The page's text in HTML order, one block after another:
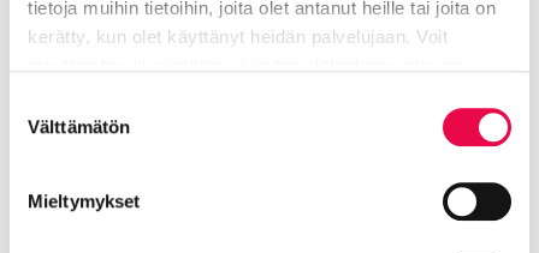
tietoja muihin tietoihin, joita olet antanut heille tai joita on
kerätty, kun olet käyttänyt heidän palvelujaan. Voit
valinta
Välttämätön
Mieltymykset
Lisää aiheesta: Varhaiskasvatus
Nykyinen sivu
Asiakasmaksut
Klikkaa käyttääksesi valikkoa